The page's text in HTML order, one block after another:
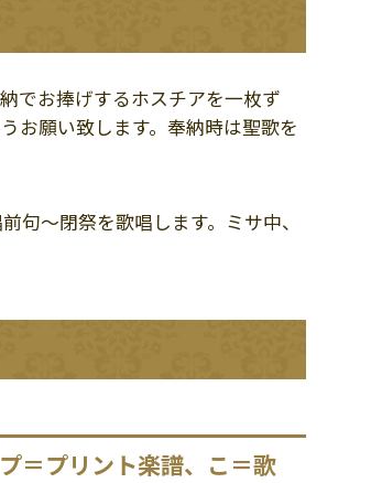
でお捧げするホスチアを一枚ず
お願い致します。奉納時は聖歌を
句～閉祭を歌唱します。ミサ中、
＝プリント楽譜、こ＝歌